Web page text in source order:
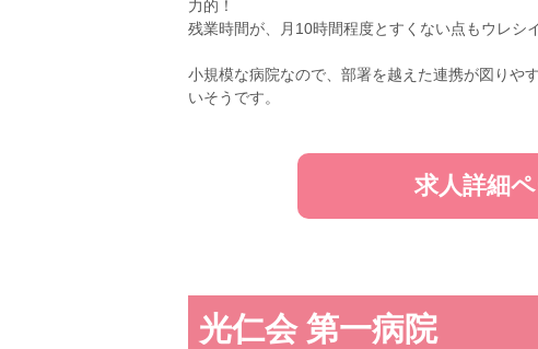
力的！
残業時間が、月10時間程度とすくない点もウレシ
小規模な病院なので、部署を越えた連携が図りや
いそうです。
求人詳細
光仁会 第一病院